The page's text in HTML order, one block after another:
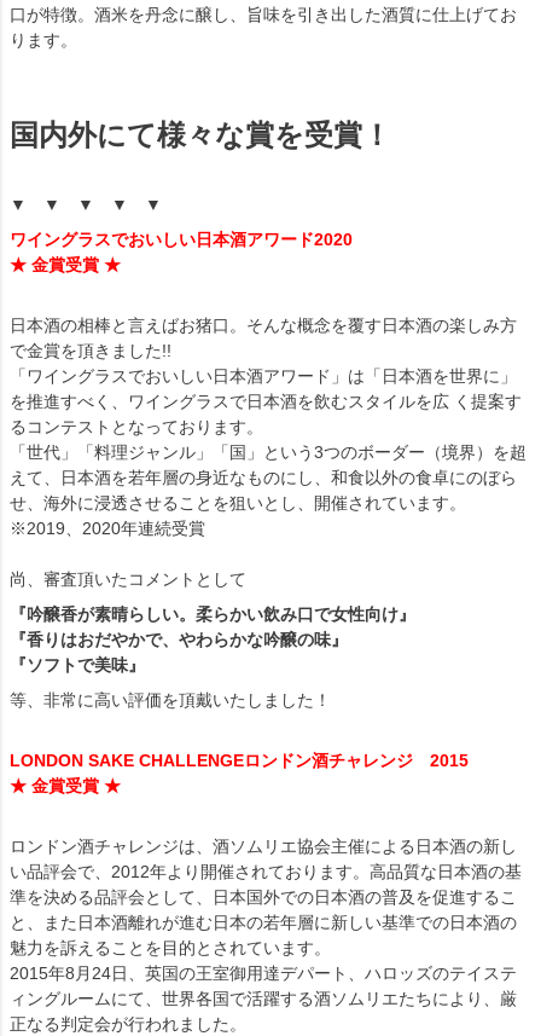
口が特徴。酒米を丹念に醸し、旨味を引き出した酒質に仕上げてお
ります。
国内外にて様々な賞を受賞！
▼ ▼ ▼ ▼ ▼
ワイングラスでおいしい日本酒アワード2020
★ 金賞受賞 ★
日本酒の相棒と言えばお猪口。そんな概念を覆す日本酒の楽しみ方
で金賞を頂きました!!
「ワイングラスでおいしい日本酒アワード」は「日本酒を世界に」
を推進すべく、ワイングラスで日本酒を飲むスタイルを広 く提案す
るコンテストとなっております。
「世代」「料理ジャンル」「国」という3つのボーダー（境界）を超
えて、日本酒を若年層の身近なものにし、和食以外の食卓にのぼら
せ、海外に浸透させることを狙いとし、開催されています。
※2019、2020年連続受賞
尚、審査頂いたコメントとして
『吟醸香が素晴らしい。柔らかい飲み口で女性向け』
『香りはおだやかで、やわらかな吟醸の味』
『ソフトで美味』
等、非常に高い評価を頂戴いたしました！
LONDON SAKE CHALLENGEロンドン酒チャレンジ 2015
★ 金賞受賞 ★
ロンドン酒チャレンジは、酒ソムリエ協会主催による日本酒の新し
い品評会で、2012年より開催されております。高品質な日本酒の基
準を決める品評会として、日本国外での日本酒の普及を促進するこ
と、また日本酒離れが進む日本の若年層に新しい基準での日本酒の
魅力を訴えることを目的とされています。
2015年8月24日、英国の王室御用達デパート、ハロッズのテイステ
ィングルームにて、世界各国で活躍する酒ソムリエたちにより、厳
正なる判定会が行われました。